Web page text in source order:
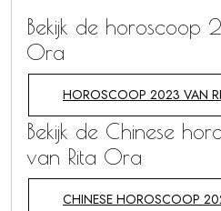
Bekijk de horoscoop
Ora
HOROSCOOP 2023 VAN
Bekijk de Chinese
van Rita Ora
CHINESE HOROSCOOP